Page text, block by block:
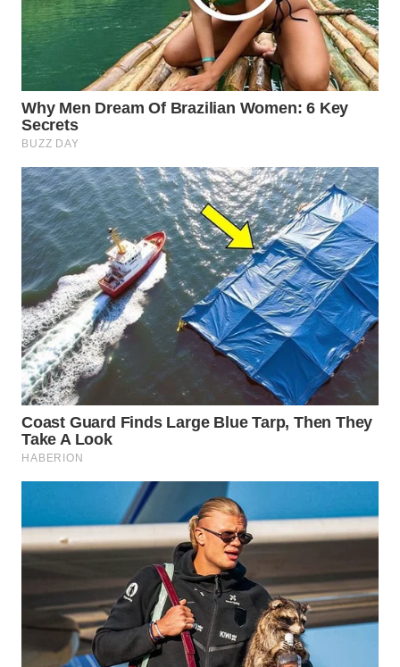
MADURA
SURABAYA
WN
NATUNA
WN
BINTAN
WN
MANDALIKA
WN
LIKUPANG
WN
LABUANBAJO
WN
Media
Group
WAHANA
NEWS
WAHANA